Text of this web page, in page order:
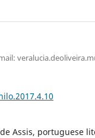
Assis, portuguese